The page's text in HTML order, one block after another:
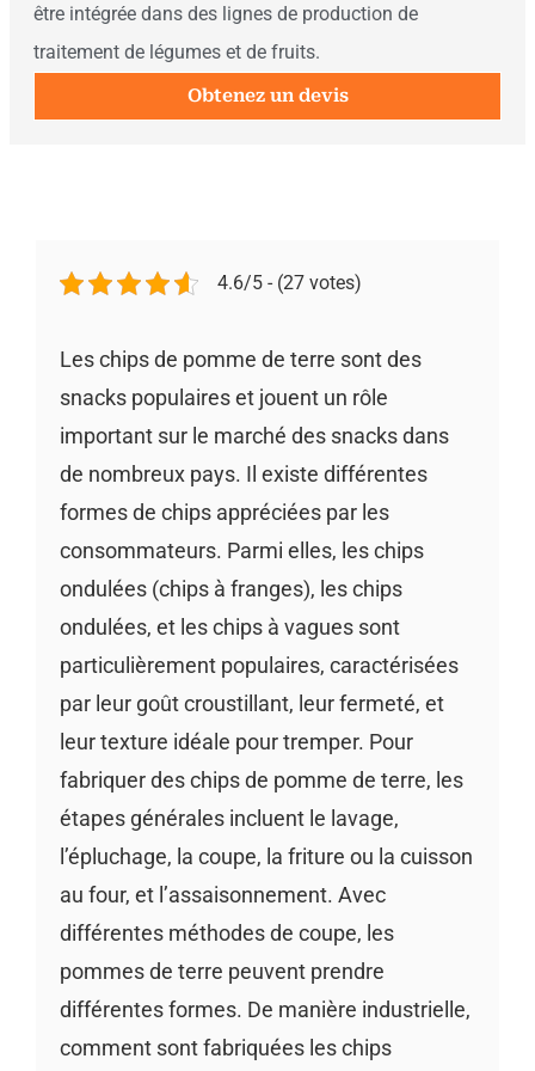
être intégrée dans des lignes de production de
traitement de légumes et de fruits.
Obtenez un devis
4.6/5 - (27 votes)
Les chips de pomme de terre sont des
snacks populaires et jouent un rôle
important sur le marché des snacks dans
de nombreux pays. Il existe différentes
formes de chips appréciées par les
consommateurs. Parmi elles, les chips
ondulées (chips à franges), les chips
ondulées, et les chips à vagues sont
particulièrement populaires, caractérisées
par leur goût croustillant, leur fermeté, et
leur texture idéale pour tremper. Pour
fabriquer des chips de pomme de terre, les
étapes générales incluent le lavage,
l’épluchage, la coupe, la friture ou la cuisson
au four, et l’assaisonnement. Avec
différentes méthodes de coupe, les
pommes de terre peuvent prendre
différentes formes. De manière industrielle,
comment sont fabriquées les chips